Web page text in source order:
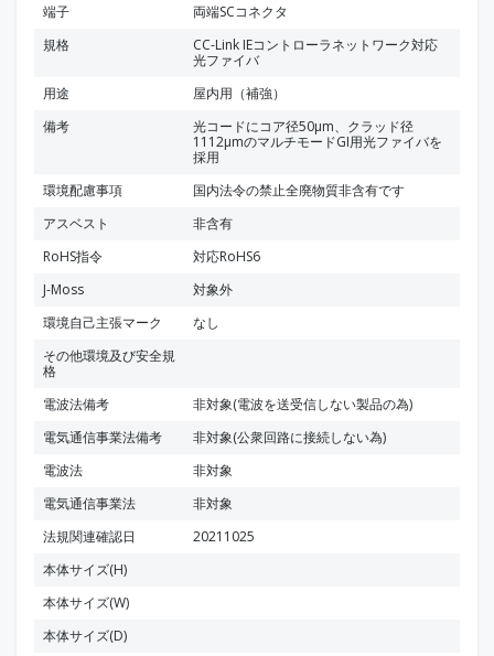
端子
両端SCコネクタ
規格
CC-Link IEコントローラネットワーク対応
光ファイバ
用途
屋内用（補強）
備考
光コードにコア径50μm、クラッド径
1112μmのマルチモードGI用光ファイバを
採用
環境配慮事項
国内法令の禁止全廃物質非含有です
アスベスト
非含有
RoHS指令
対応RoHS6
J-Moss
対象外
環境自己主張マーク
なし
その他環境及び安全規
格
電波法備考
非対象(電波を送受信しない製品の為)
電気通信事業法備考
非対象(公衆回路に接続しない為)
電波法
非対象
電気通信事業法
非対象
法規関連確認日
20211025
本体サイズ(H)
本体サイズ(W)
本体サイズ(D)